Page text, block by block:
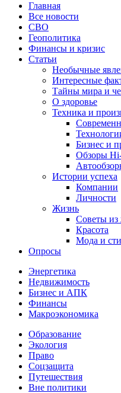
Главная
Все новости
СВО
Геополитика
Финансы и кризис
Статьи
Необычные
Интересные
Тайны мира и
О здоровье
Техника и
Бизнес и
Обзоры
Истории успеха
Компании
Личности
Жизнь
Советы из
Красота
Мода и
Опросы
Энергетика
Недвижимость
Бизнес и АПК
Финансы
Макроэкономика
Образование
Экология
Право
Соцзащита
Путешествия
Вне политики